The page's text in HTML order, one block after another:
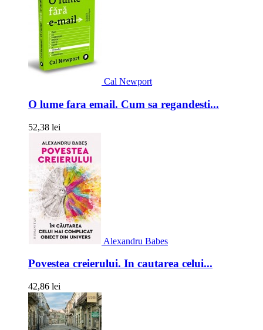
Cal Newport
O lume fara email. Cum sa regandesti...
52,38 lei
Alexandru Babes
Povestea creierului. In cautarea celui...
42,86 lei